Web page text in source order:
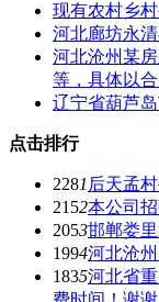
现有农村乡
河北廊坊永
河北沧州某
等，具体以合
辽宁省葫芦
点击排行
2281 后天孟
2152本公司
2053邯郸娄
1994河北沧
1835河北省